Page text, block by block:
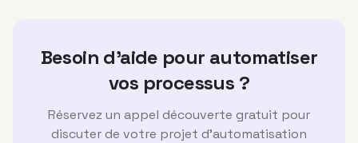
Besoin d'aide pour automatiser
vos processus ?
Réservez un appel découverte gratuit pour
discuter de votre projet d'automatisation